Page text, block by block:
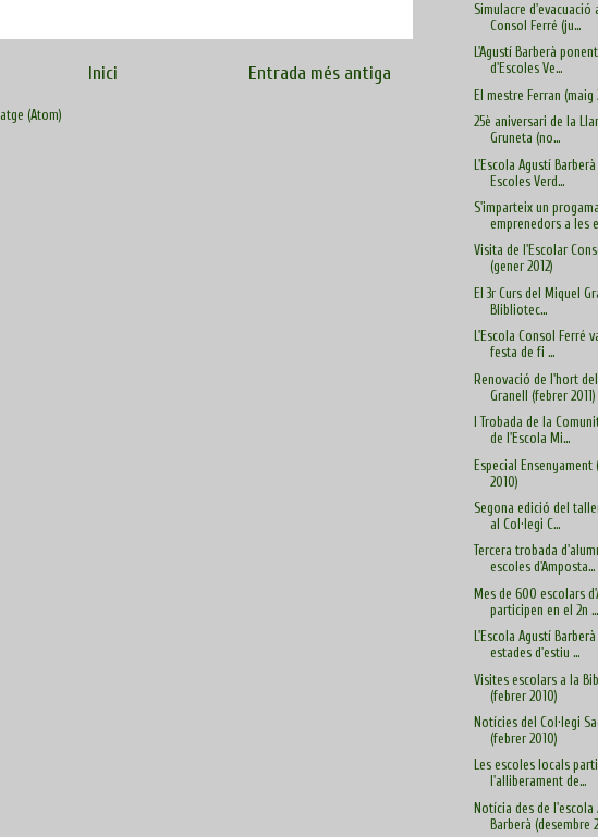
Entrada més antiga
Inici
(Atom)
Simulacre d'evacuació
Consol Ferré (ju...
L'Agustí Barberà
d'Escoles Ve...
El mestre Ferran (maig
25è aniversari de la
Gruneta (no...
L'Escola Agustí
Escoles Verd...
S'imparteix un
emprenedors a les
Visita de l'Escolar
(gener 2012)
El 3r Curs del Miquel
Blibliotec...
L'Escola Consol Ferré
festa de fi ...
Renovació de l'hort del
Granell (febrer 2011)
I Trobada de la
de l'Escola Mi...
Especial Ensenyament
2010)
Segona edició del
al Col·legi C...
Tercera trobada
escoles d'Amposta...
Mes de 600 escolars
participen en el 2n ...
L'Escola Agustí
estades d'estiu ...
Visites escolars a la
(febrer 2010)
Notícies del Col·legi
(febrer 2010)
Les escoles locals
l'alliberament de...
Notícia des de l'escola
Barberà (desembre